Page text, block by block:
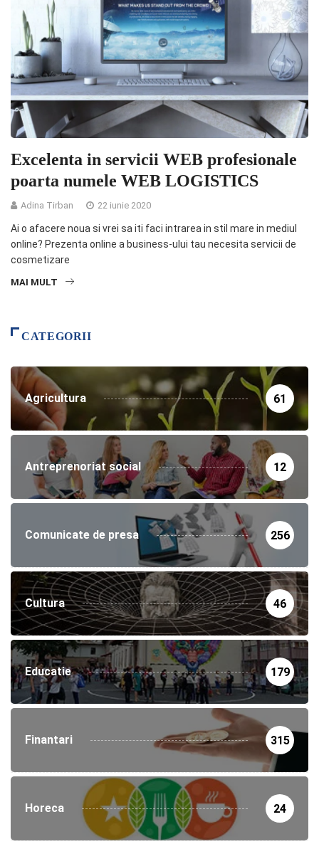
Excelenta in servicii WEB profesionale
poarta numele WEB LOGISTICS
Adina Tirban 22 iunie 2020
Ai o afacere noua si vrei sa iti faci intrarea in stil mare in mediul
online? Prezenta online a business-ului tau necesita servicii de
cosmetizare
MAI MULT
CATEGORII
Agricultura 61
Antreprenoriat social 12
Comunicate de presa 256
Cultura 46
Educatie 179
Finantari 315
Horeca 24